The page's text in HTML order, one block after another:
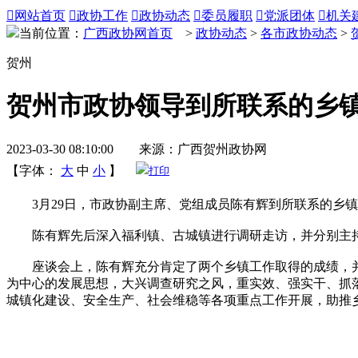
 网站首页 政协工作 政协动态 委员履职 党派团体 机关
当前位置： 广西政协网首页 > 政协动态 > 各市政协动态 >
贺州
贺州市政协领导到所联系的乡
2023-03-30 08:10:00 来源：广西贺州政协网
【字体：
大 中 小 】 打印
3月29日，市政协副主席、党组成员陈有辉到所联系的乡
陈有辉先后深入福利镇、古城镇进行调研走访，并分别主
座谈会上，陈有辉充分肯定了两个乡镇工作取得的成绩，
为中心的发展思想，大兴调查研究之风，重实效、强实干、
城镇化建设、安全生产、社会维稳等各项重点工作开展，助推